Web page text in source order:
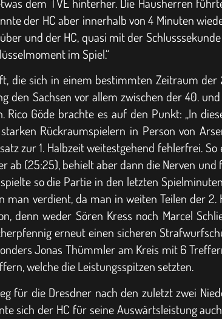
der HC aber innerhalb von 4 Minuten
und der HC, quasi mit der
im Spiel.“
die sich in einem bestimmten Zeitraum
den Sachsen vor allem zwischen der 40.
Rico Göde brachte es auf den Punkt: „In
Rückraumspielern in Person von
zur 1. Halbzeit weitestgehend fehlerfrei.
ab (25:25), behielt aber dann die Nerven
so die Partie in den letzten
man verdient, da man in weiten Teilen der
denn weder Sören Kress noch Marcel
erneut einen sicheren
Jonas Thümmler am Kreis mit 6
welche die Leistungsspitzen setzten.
für die Dresdner nach den zuletzt zwei
sich der HC für seine Auswärtsleistung